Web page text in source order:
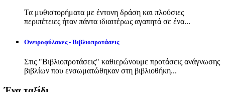
Τα μυθιστορήματα με έντονη δράση και πλούσιες
περιπέτειες ήταν πάντα ιδιαιτέρως αγαπητά σε ένα...
Ονειροφύλακες - Βιβλιοπροτάσεις
Στις "Βιβλιοπροτάσεις" καθιερώνουμε προτάσεις ανάγνωσης
βιβλίων που ενσωματώθηκαν στη βιβλιοθήκη...